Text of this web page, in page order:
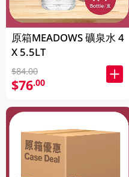
原箱MEADOWS 礦泉水 4
X 5.5LT
$84.00
$76.00